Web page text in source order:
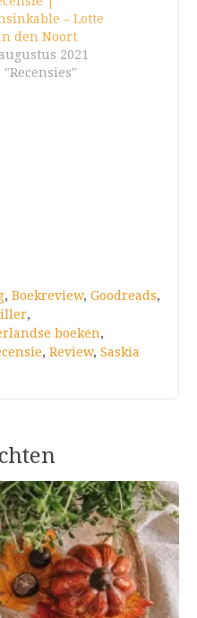
– Lotte
den Noort
2021
"Recensies"
, Boekreview, Goodreads,
,
boeken,
, Review, Saskia